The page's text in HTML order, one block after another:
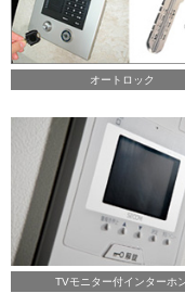
オートロック
TVモニター付インターホ